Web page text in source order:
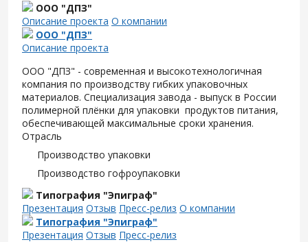
ООО "ДПЗ"
Описание проекта О компании
ООО "ДПЗ"
Описание проекта
ООО "ДПЗ" - современная и высокотехнологичная
компания по производству гибких упаковочных
материалов. Специализация завода - выпуск в России
полимерной плёнки для упаковки продуктов питания,
обеспечивающей максимальные сроки хранения.
Отрасль
Производство упаковки
Производство гофроупаковки
Типография "Эпиграф"
Презентация Отзыв Пресс-релиз О компании
Типография "Эпиграф"
Презентация Отзыв Пресс-релиз